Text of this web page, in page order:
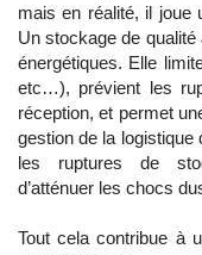
mais en réalité, il joue
Un stockage de
énergétiques. Elle
etc…), prévient les
réception, et permet
gestion de la logistique
les ruptures de
d’atténuer les chocs
Tout cela contribue à